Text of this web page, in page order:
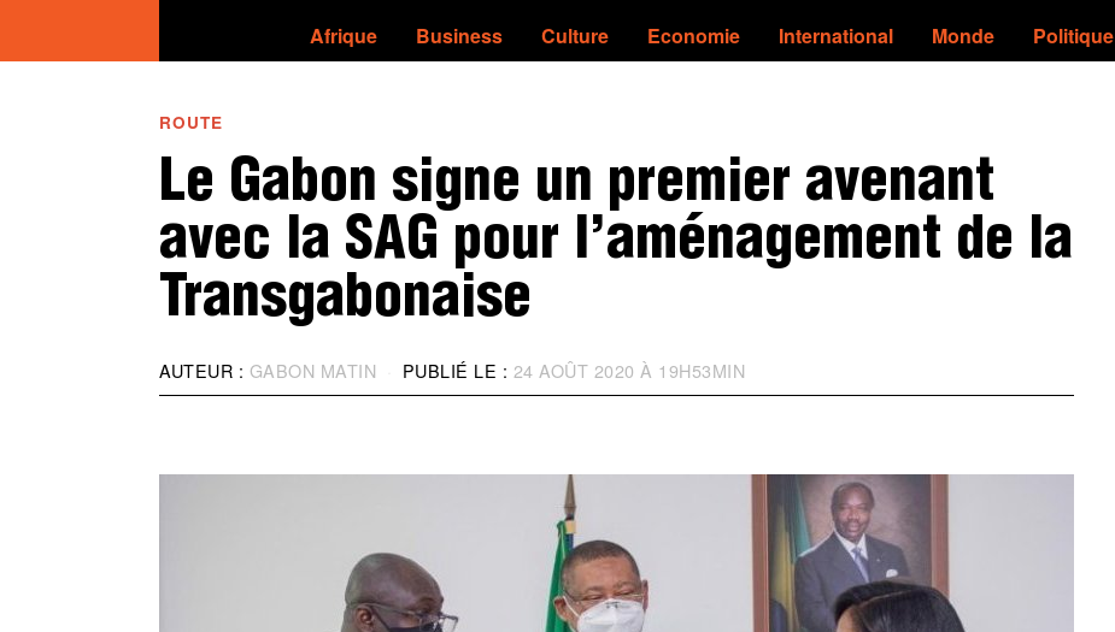
Afrique Business Culture Economie International Monde Politique
ROUTE
Le Gabon signe un premier avenant
avec la SAG pour l’aménagement de la
Transgabonaise
AUTEUR : GABON MATIN PUBLIÉ LE : 24 AOÛT 2020 À 19H53MIN
I